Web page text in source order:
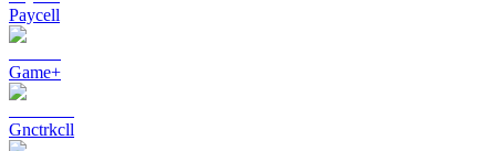
Paycell
Game+
Gnctrkcll